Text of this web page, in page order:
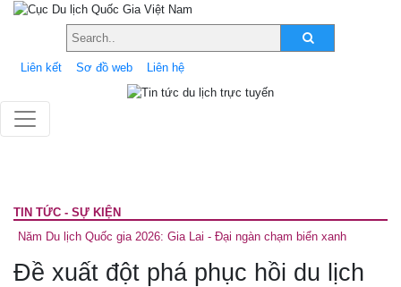
Liên kết Sơ đồ web Liên hệ
TIN TỨC - SỰ KIỆN
Năm Du lịch Quốc gia 2026: Gia Lai - Đại ngàn chạm biển xanh
Đề xuất đột phá phục hồi du lịch